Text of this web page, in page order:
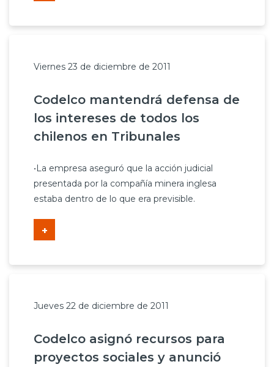
Viernes 23 de diciembre de 2011
Codelco mantendrá defensa de
los intereses de todos los
chilenos en Tribunales
•La empresa aseguró que la acción judicial
presentada por la compañía minera inglesa
estaba dentro de lo que era previsible.
+
Jueves 22 de diciembre de 2011
Codelco asignó recursos para
proyectos sociales y anunció